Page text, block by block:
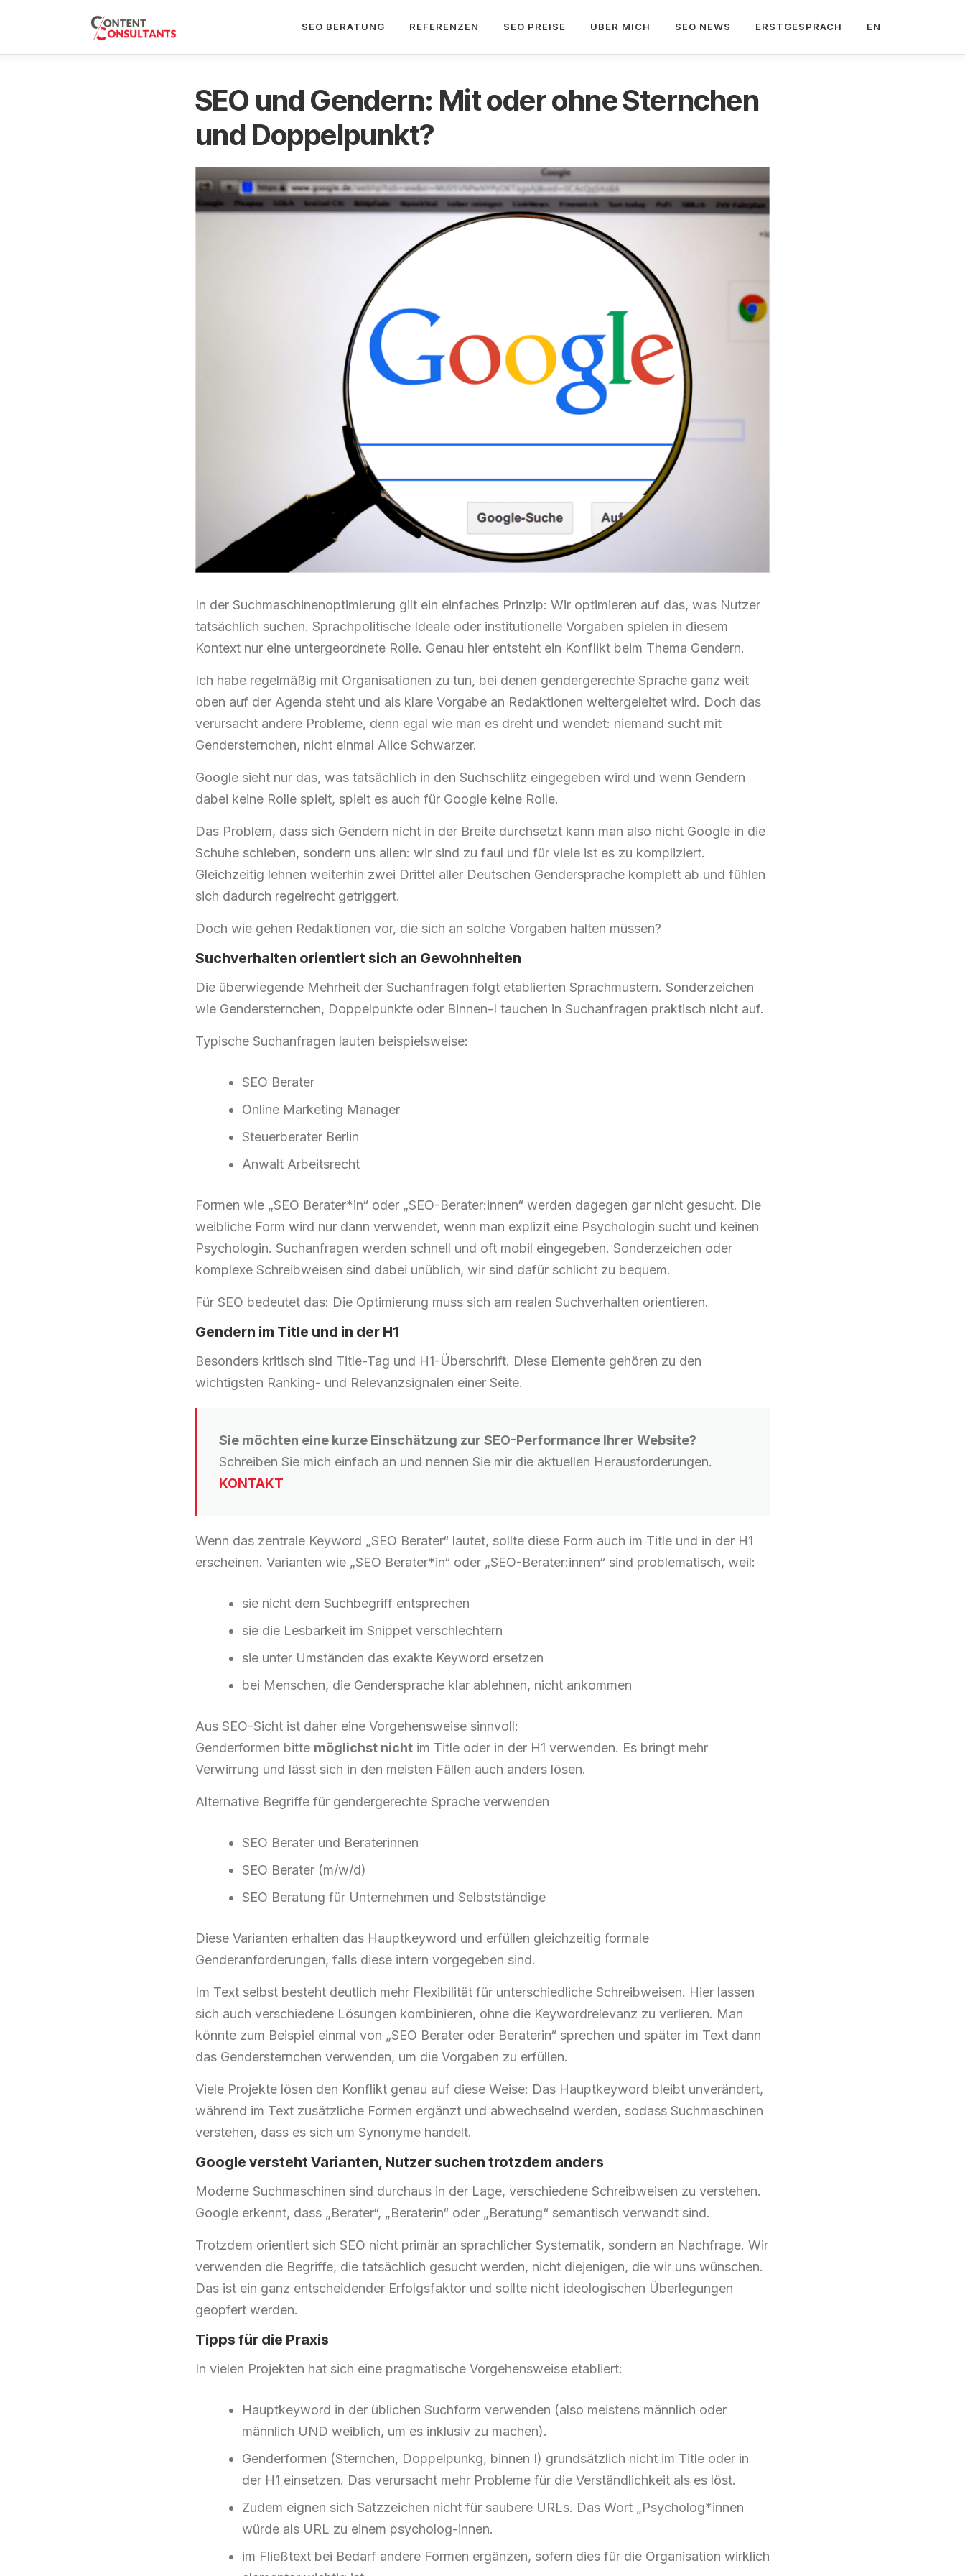
springen
SEO BERATUNG REFERENZEN SEO PREISE ÜBER MICH SEO NEWS ERSTGESPRÄCH EN
SEO und Gendern: Mit oder ohne Sternchen
und Doppelpunkt?
In der Suchmaschinenoptimierung gilt ein einfaches Prinzip: Wir optimieren auf das, was Nutzer
tatsächlich suchen. Sprachpolitische Ideale oder institutionelle Vorgaben spielen in diesem
Kontext nur eine untergeordnete Rolle. Genau hier entsteht ein Konflikt beim Thema Gendern.
Ich habe regelmäßig mit Organisationen zu tun, bei denen gendergerechte Sprache ganz weit
oben auf der Agenda steht und als klare Vorgabe an Redaktionen weitergeleitet wird. Doch das
verursacht andere Probleme, denn egal wie man es dreht und wendet: niemand sucht mit
Gendersternchen, nicht einmal Alice Schwarzer.
Google sieht nur das, was tatsächlich in den Suchschlitz eingegeben wird und wenn Gendern
dabei keine Rolle spielt, spielt es auch für Google keine Rolle.
Das Problem, dass sich Gendern nicht in der Breite durchsetzt kann man also nicht Google in die
Schuhe schieben, sondern uns allen: wir sind zu faul und für viele ist es zu kompliziert.
Gleichzeitig lehnen weiterhin zwei Drittel aller Deutschen Gendersprache komplett ab und fühlen
sich dadurch regelrecht getriggert.
Doch wie gehen Redaktionen vor, die sich an solche Vorgaben halten müssen?
Suchverhalten orientiert sich an Gewohnheiten
Die überwiegende Mehrheit der Suchanfragen folgt etablierten Sprachmustern. Sonderzeichen
wie Gendersternchen, Doppelpunkte oder Binnen-I tauchen in Suchanfragen praktisch nicht auf.
Typische Suchanfragen lauten beispielsweise:
SEO Berater
Online Marketing Manager
Steuerberater Berlin
Anwalt Arbeitsrecht
Formen wie „SEO Berater*in“ oder „SEO-Berater:innen“ werden dagegen gar nicht gesucht. Die
weibliche Form wird nur dann verwendet, wenn man explizit eine Psychologin sucht und keinen
Psychologin. Suchanfragen werden schnell und oft mobil eingegeben. Sonderzeichen oder
komplexe Schreibweisen sind dabei unüblich, wir sind dafür schlicht zu bequem.
Für SEO bedeutet das: Die Optimierung muss sich am realen Suchverhalten orientieren.
Gendern im Title und in der H1
Besonders kritisch sind Title-Tag und H1-Überschrift. Diese Elemente gehören zu den
wichtigsten Ranking- und Relevanzsignalen einer Seite.
Sie möchten eine kurze Einschätzung zur SEO-Performance Ihrer Website?
Schreiben Sie mich einfach an und nennen Sie mir die aktuellen Herausforderungen.
KONTAKT
Wenn das zentrale Keyword „SEO Berater“ lautet, sollte diese Form auch im Title und in der H1
erscheinen. Varianten wie „SEO Berater*in“ oder „SEO-Berater:innen“ sind problematisch, weil:
sie nicht dem Suchbegriff entsprechen
sie die Lesbarkeit im Snippet verschlechtern
sie unter Umständen das exakte Keyword ersetzen
bei Menschen, die Gendersprache klar ablehnen, nicht ankommen
Aus SEO-Sicht ist daher eine Vorgehensweise sinnvoll:
Genderformen bitte möglichst nicht im Title oder in der H1 verwenden. Es bringt mehr
Verwirrung und lässt sich in den meisten Fällen auch anders lösen.
Alternative Begriffe für gendergerechte Sprache verwenden
SEO Berater und Beraterinnen
SEO Berater (m/w/d)
SEO Beratung für Unternehmen und Selbstständige
Diese Varianten erhalten das Hauptkeyword und erfüllen gleichzeitig formale
Genderanforderungen, falls diese intern vorgegeben sind.
Im Text selbst besteht deutlich mehr Flexibilität für unterschiedliche Schreibweisen. Hier lassen
sich auch verschiedene Lösungen kombinieren, ohne die Keywordrelevanz zu verlieren. Man
könnte zum Beispiel einmal von „SEO Berater oder Beraterin“ sprechen und später im Text dann
das Gendersternchen verwenden, um die Vorgaben zu erfüllen.
Viele Projekte lösen den Konflikt genau auf diese Weise: Das Hauptkeyword bleibt unverändert,
während im Text zusätzliche Formen ergänzt und abwechselnd werden, sodass Suchmaschinen
verstehen, dass es sich um Synonyme handelt.
Google versteht Varianten, Nutzer suchen trotzdem anders
Moderne Suchmaschinen sind durchaus in der Lage, verschiedene Schreibweisen zu verstehen.
Google erkennt, dass „Berater“, „Beraterin“ oder „Beratung“ semantisch verwandt sind.
Trotzdem orientiert sich SEO nicht primär an sprachlicher Systematik, sondern an Nachfrage. Wir
verwenden die Begriffe, die tatsächlich gesucht werden, nicht diejenigen, die wir uns wünschen.
Das ist ein ganz entscheidender Erfolgsfaktor und sollte nicht ideologischen Überlegungen
geopfert werden.
Tipps für die Praxis
In vielen Projekten hat sich eine pragmatische Vorgehensweise etabliert:
Hauptkeyword in der üblichen Suchform verwenden (also meistens männlich oder
männlich UND weiblich, um es inklusiv zu machen).
Genderformen (Sternchen, Doppelpunkg, binnen I) grundsätzlich nicht im Title oder in
der H1 einsetzen. Das verursacht mehr Probleme für die Verständlichkeit als es löst.
Zudem eignen sich Satzzeichen nicht für saubere URLs. Das Wort „Psycholog*innen
würde als URL zu einem psycholog-innen.
im Fließtext bei Bedarf andere Formen ergänzen, sofern dies für die Organisation wirklich